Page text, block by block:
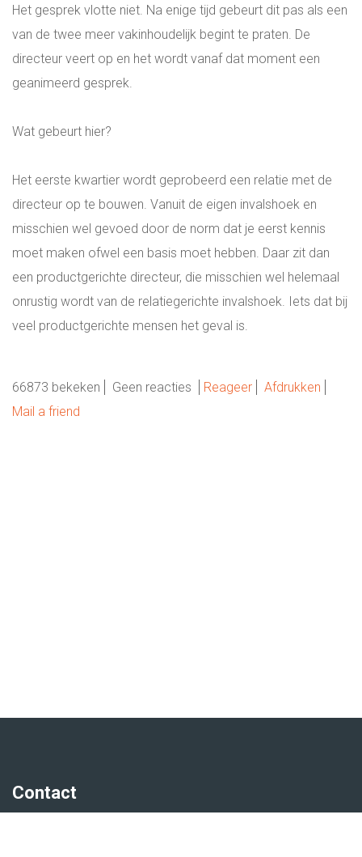
Het gesprek vlotte niet. Na enige tijd gebeurt dit pas als een
van de twee meer vakinhoudelijk begint te praten. De
directeur veert op en het wordt vanaf dat moment een
geanimeerd gesprek.
Wat gebeurt hier?
Het eerste kwartier wordt geprobeerd een relatie met de
directeur op te bouwen. Vanuit de eigen invalshoek en
misschien wel gevoed door de norm dat je eerst kennis
moet maken ofwel een basis moet hebben. Daar zit dan
een productgerichte directeur, die misschien wel helemaal
onrustig wordt van de relatiegerichte invalshoek. Iets dat bij
veel productgerichte mensen het geval is.
66873 bekeken Geen reacties Reageer
Afdrukken
Mail a friend
Contact